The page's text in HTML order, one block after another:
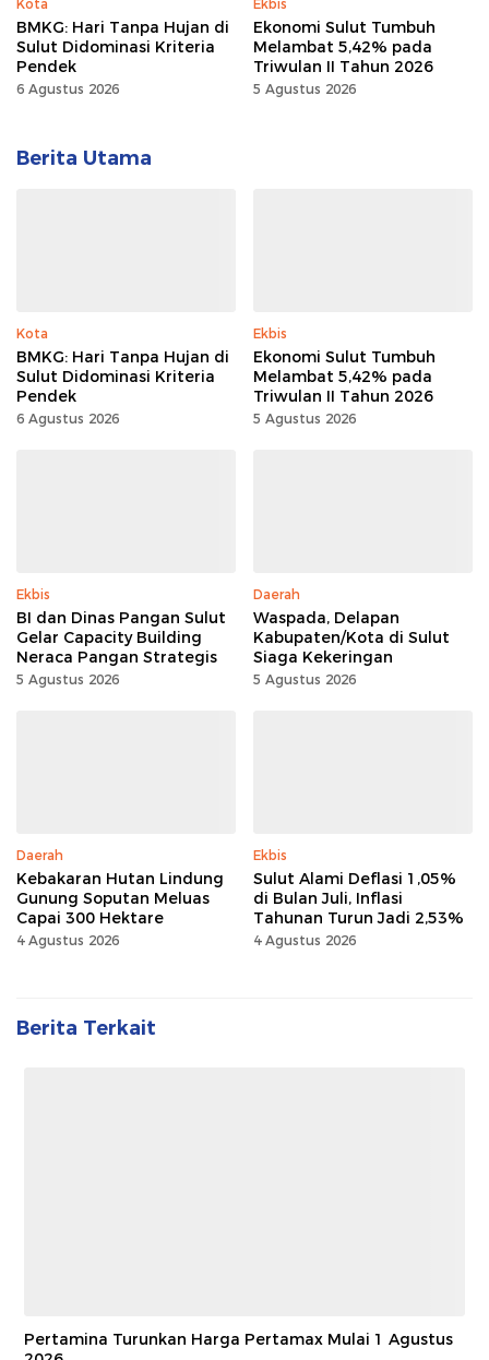
Kota
BMKG: Hari Tanpa Hujan di
Sulut Didominasi Kriteria
Pendek
6 Agustus 2026
Ekbis
Ekonomi Sulut Tumbuh
Melambat 5,42% pada
Triwulan II Tahun 2026
5 Agustus 2026
Berita Utama
Kota
BMKG: Hari Tanpa Hujan di
Sulut Didominasi Kriteria
Pendek
6 Agustus 2026
Ekbis
Ekonomi Sulut Tumbuh
Melambat 5,42% pada
Triwulan II Tahun 2026
5 Agustus 2026
Ekbis
BI dan Dinas Pangan Sulut
Gelar Capacity Building
Neraca Pangan Strategis
5 Agustus 2026
Daerah
Waspada, Delapan
Kabupaten/Kota di Sulut
Siaga Kekeringan
5 Agustus 2026
Daerah
Kebakaran Hutan Lindung
Gunung Soputan Meluas
Capai 300 Hektare
4 Agustus 2026
Ekbis
Sulut Alami Deflasi 1,05%
di Bulan Juli, Inflasi
Tahunan Turun Jadi 2,53%
4 Agustus 2026
Berita Terkait
Pertamina Turunkan Harga Pertamax Mulai 1 Agustus